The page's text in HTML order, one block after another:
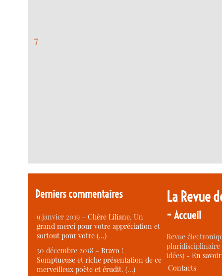
7
Derniers commentaires
9 janvier 2019 –Chère Liliane, Un
grand merci pour votre appréciation et
surtout pour votre (…)
30 décembre 2018 –Bravo !
Somptueuse et riche présentation de ce
merveilleux poète et érudit. (…)
La Revue
-Accueil
Revue
idées) -En
Contacts